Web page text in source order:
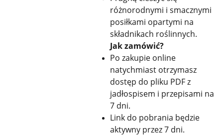
różnorodnymi i smacznymi
posiłkami opartymi na
składnikach roślinnych.
Jak zamówić?
Po zakupie online
natychmiast otrzymasz
dostęp do pliku PDF z
jadłospisem i przepisami na
7 dni.
Link do pobrania będzie
aktywny przez 7 dni.